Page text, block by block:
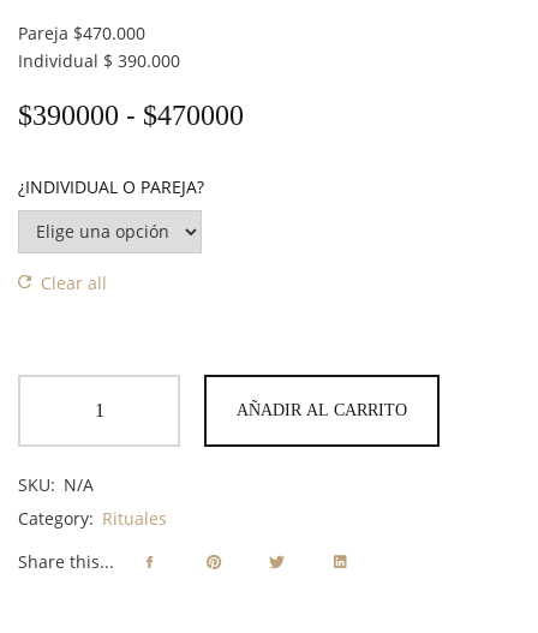
Pareja $470.000
Individual $ 390.000
$390000 - $470000
¿INDIVIDUAL O PAREJA?
Clear all
AÑADIR AL CARRITO
SKU: N/A
Category: Rituales
Share this...